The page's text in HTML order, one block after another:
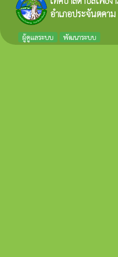
อำเภอประจันตคา
ผู้ดูแลระบบ พัฒนาระบบ